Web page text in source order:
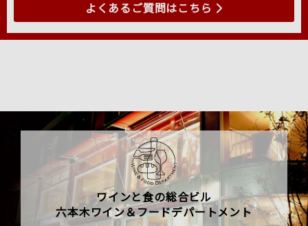
よくあるご質問はこちら
ワインと食の総合ビル
六本木ワイン＆フードデパートメント